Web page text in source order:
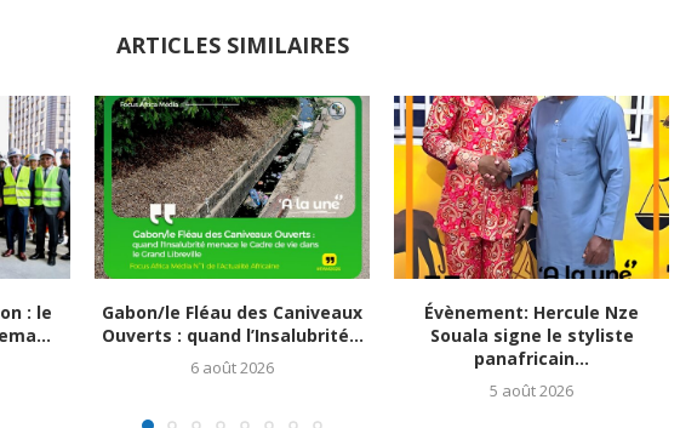
ARTICLES SIMILAIRES
: le
Gabon/le Fléau des Caniveaux
Ouverts : quand l’Insalubrité...
6 août 2026
Évènement: Hercule Nze
Souala signe le styliste
panafricain...
5 août 2026